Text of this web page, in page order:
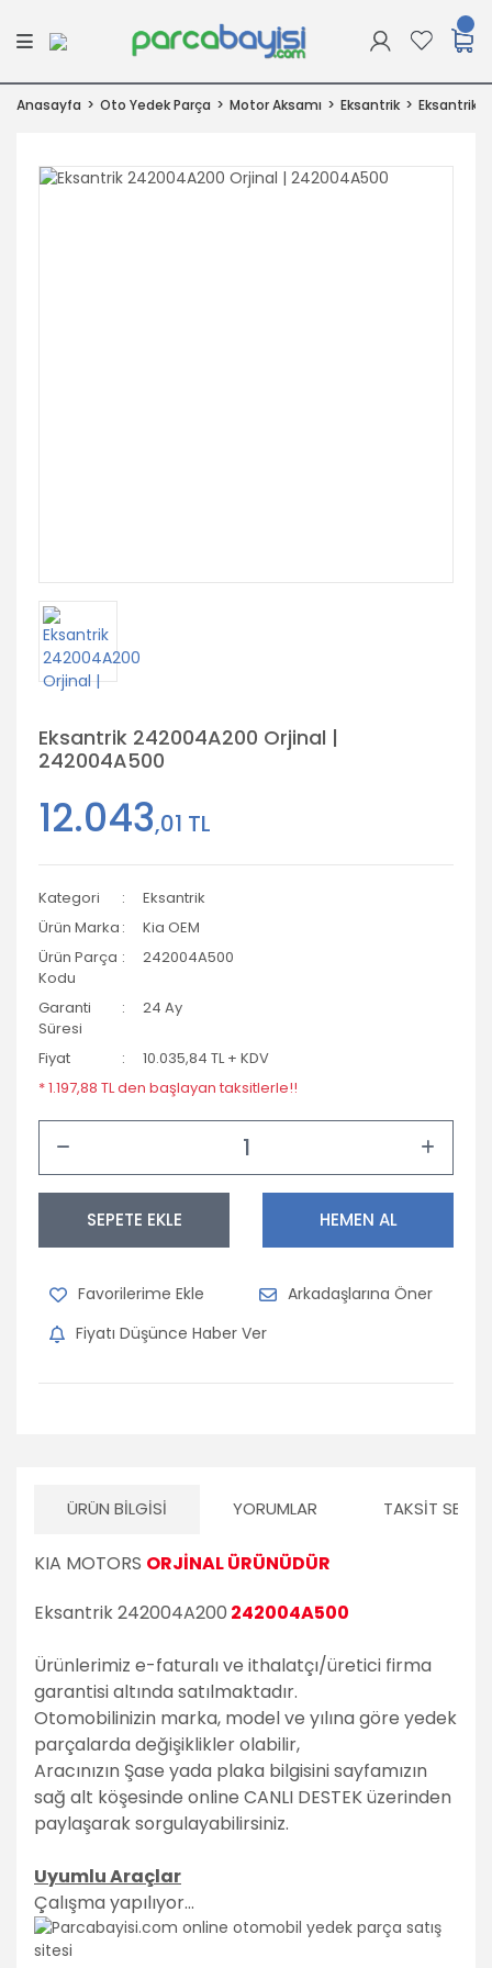
Anasayfa Oto Yedek Parça Motor Aksamı Eksantrik Eksantrik
Eksantrik 242004A200 Orjinal |
242004A500
12.043,01 TL
Kategori
Eksantrik
Ürün Marka
Kia OEM
Ürün Parça
Kodu
242004A500
Garanti
Süresi
24 Ay
Fiyat
10.035,84 TL + KDV
* 1.197,88 TL den başlayan taksitlerle!!
SEPETE EKLE HEMEN AL
Arkadaşlarına Öner
Fiyatı Düşünce Haber Ver
ÜRÜN BILGISI YORUMLAR TAKSIT
KIA MOTORS ORJİNAL ÜRÜNÜDÜR
Eksantrik 242004A200 242004A500
Ürünlerimiz e-faturalı ve ithalatçı/üretici firma
garantisi altında satılmaktadır.
Otomobilinizin marka, model ve yılına göre yedek
parçalarda değişiklikler olabilir,
Aracınızın Şase yada plaka bilgisini sayfamızın
sağ alt köşesinde online CANLI DESTEK üzerinden
paylaşarak sorgulayabilirsiniz.
Uyumlu Araçlar
Çalışma yapılıyor...